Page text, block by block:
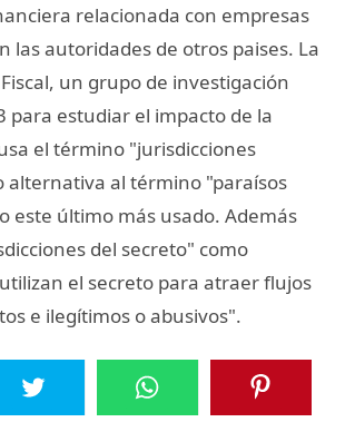
relacionada con empresas
las autoridades de otros paises. La
un grupo de investigación
para estudiar el impacto de la
el término "jurisdicciones
alternativa al término "paraísos
este último más usado. Además
del secreto" como
el secreto para atraer flujos
e ilegítimos o abusivos".